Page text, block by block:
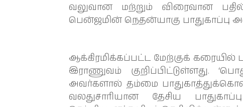
வலுவான மற்றும் விரைவான
பென்ஜமின் நெதன்யாகு பாதுகாப்பு
ஆக்கிரமிக்கப்பட்ட மேற்குக்
இராணுவம் குறிப்பிட்டுள்ளது.
அவர்களால் தம்மை
வலதுசாரியான தேசிய